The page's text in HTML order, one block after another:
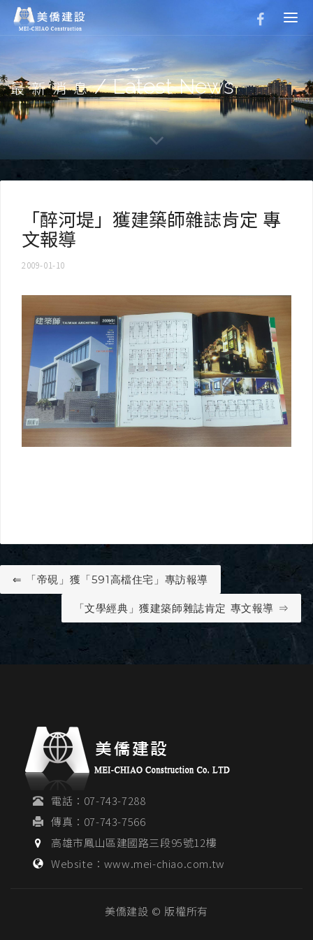
最新消息/ Latest News
「醉河堤」獲建築師雜誌肯定 專
文報導
2009-01-10
⇐ 「帝硯」獲「591高檔住宅」專訪報導
「文學經典」獲建築師雜誌肯定 專文報導 ⇒
電話：07-743-7288
傳真：07-743-7566
高雄市鳳山區建國路三段95號12樓
Website：www.mei-chiao.com.tw
美僑建設 © 版權所有